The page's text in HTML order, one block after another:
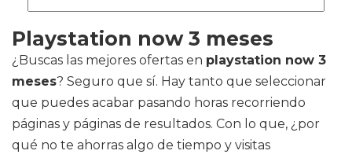
Playstation now 3 meses
¿Buscas las mejores ofertas en playstation now 3
meses? Seguro que sí. Hay tanto que seleccionar
que puedes acabar pasando horas recorriendo
páginas y páginas de resultados. Con lo que, ¿por
qué no te ahorras algo de tiempo y visitas